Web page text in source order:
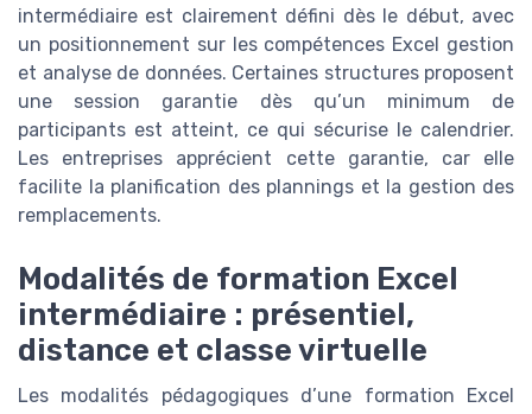
intermédiaire est clairement défini dès le début, avec
un positionnement sur les compétences Excel gestion
et analyse de données. Certaines structures proposent
une session garantie dès qu’un minimum de
participants est atteint, ce qui sécurise le calendrier.
Les entreprises apprécient cette garantie, car elle
facilite la planification des plannings et la gestion des
remplacements.
Modalités de formation Excel
intermédiaire : présentiel,
distance et classe virtuelle
Les modalités pédagogiques d’une formation Excel